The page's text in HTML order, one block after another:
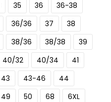
35 36
36-38
36/36 37
38
38/36 38/38
39
40/32 40/34
41
43 43-46
44
49 50 68
6XL